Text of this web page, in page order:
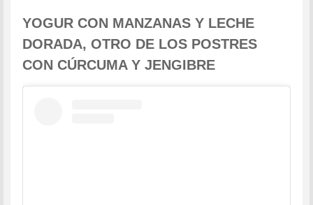
YOGUR CON MANZANAS Y LECHE
DORADA, OTRO DE LOS POSTRES
CON CÚRCUMA Y JENGIBRE